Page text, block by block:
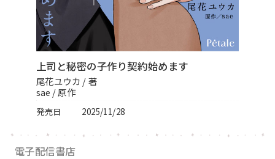
ピュールコミックス
フェアリーキス
Miacomics
ペタル
少女コミック
ライトノベル
全作品ジャンル一覧へ
採用情報
募集情報
PurComics募集情報
書店様向け試し読み・POPダウンロード
上司と秘密の子作り契約始めます
尾花ユウカ / 著
sae / 原作
発売日 2025/11/28
電子配信書店